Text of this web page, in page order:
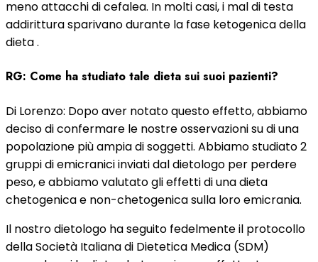
meno attacchi di cefalea. In molti casi, i mal di testa
addirittura sparivano durante la fase ketogenica della
dieta .
RG: Come ha studiato tale dieta sui suoi pazienti?
Di Lorenzo: Dopo aver notato questo effetto, abbiamo
deciso di confermare le nostre osservazioni su di una
popolazione più ampia di soggetti. Abbiamo studiato 2
gruppi di emicranici inviati dal dietologo per perdere
peso, e abbiamo valutato gli effetti di una dieta
chetogenica e non-chetogenica sulla loro emicrania.
Il nostro dietologo ha seguito fedelmente il protocollo
della Società Italiana di Dietetica Medica (SDM)